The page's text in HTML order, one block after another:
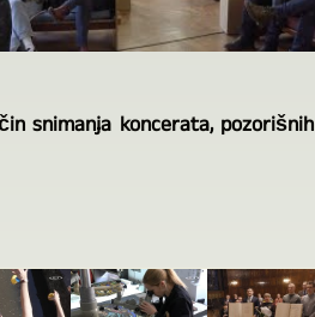
snimanja koncerata, pozorišnih